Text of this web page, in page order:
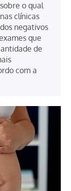
o qual
clínicas
negativos
que
de
com a